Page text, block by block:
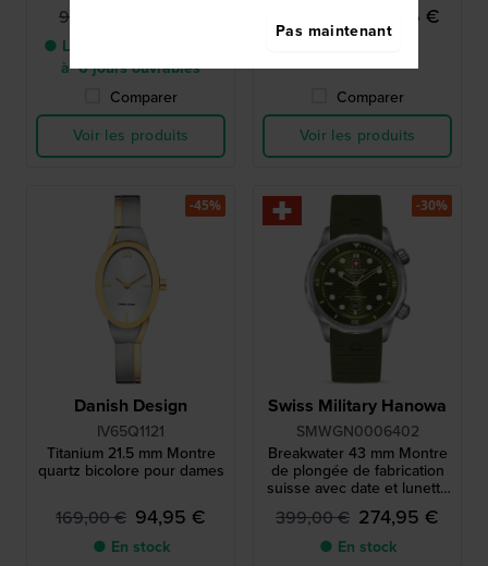
99,95 €
● Livraison entre 3 jours
à 6 jours ouvrables
Comparer
Voir les produits
299,95 €
Comparer
Voir les produits
Danish Design
IV65Q1121
Titanium 21.5 mm Montre
quartz bicolore pour dames
169,00 € 94,95 €
● En stock
-45%
Swiss Military Hanowa
SMWGN0006402
Breakwater 43 mm Montre
de plongée de fabrication
suisse avec date et lunette
de plongée interne
399,00 € 274,95 €
● En stock
-30%
Pas maintenant